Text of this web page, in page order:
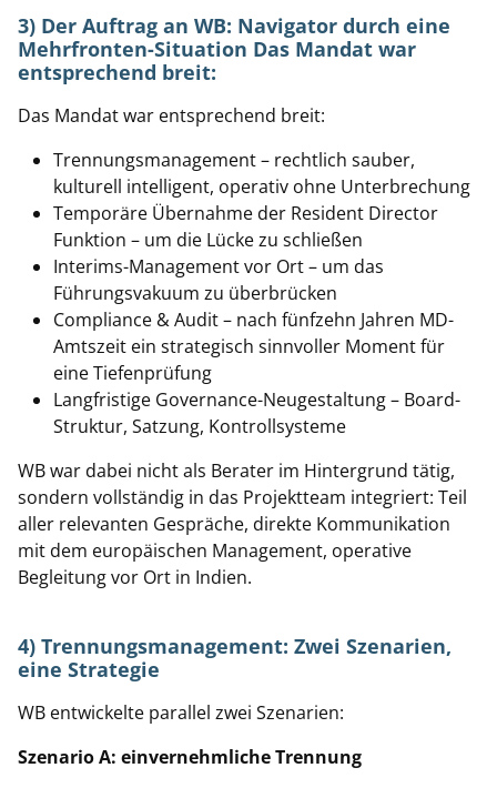
3) Der Auftrag an WB: Navigator durch eine
Mehrfronten-Situation Das Mandat war
entsprechend breit:
Das Mandat war entsprechend breit:
Trennungsmanagement – rechtlich sauber,
kulturell intelligent, operativ ohne Unterbrechung
Temporäre Übernahme der Resident Director
Funktion – um die Lücke zu schließen
Interims-Management vor Ort – um das
Führungsvakuum zu überbrücken
Compliance & Audit – nach fünfzehn Jahren MD-
Amtszeit ein strategisch sinnvoller Moment für
eine Tiefenprüfung
Langfristige Governance-Neugestaltung – Board-
Struktur, Satzung, Kontrollsysteme
WB war dabei nicht als Berater im Hintergrund tätig,
sondern vollständig in das Projektteam integriert: Teil
aller relevanten Gespräche, direkte Kommunikation
mit dem europäischen Management, operative
Begleitung vor Ort in Indien.
4) Trennungsmanagement: Zwei Szenarien,
eine Strategie
WB entwickelte parallel zwei Szenarien:
Szenario A: einvernehmliche Trennung